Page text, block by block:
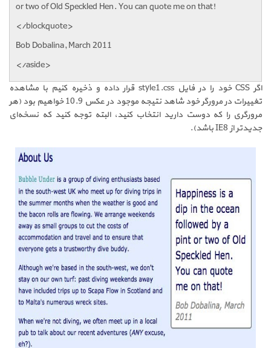
or two of Old Speckled Hen. You can quote me on that!
</blockquote>
Bob Dobalina, March 2011
</aside>
اگر CSS خود را در فایل style1.css قرار داده و ذخیره کنیم با مشاهده
تغییرات در مرورگر خود شاهد نتیجه موجود در عکس 10.9 خواهیم بود (هر
مرورگری را که دوست دارید انتخاب کنید، البته توجه کنید که نسخه‌ای
جدیدتر از IE8 باشد).